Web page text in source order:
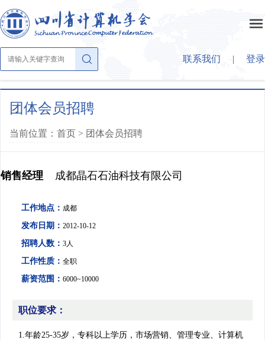
联系我们 | 登录
首页
学会概况
章法条则
大事纪要
智策顾问
学会动态
学会活动
关注学会
学会大家庭
理事会成员
个人会员
学会专家团
会员学术成就
团体会员招聘
当前位置：首页 > 团体会员招聘
销售经理 成都晶石石油科技有限公司
工作地点： 成都
发布日期： 2012-10-12
招聘人数： 3人
工作性质： 全职
薪资范围： 6000~10000
职位要求：
1.年龄25-35岁，专科以上学历，市场营销、管理专业、计算机